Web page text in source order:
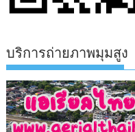
บริการถ่ายภาพมุมสูง